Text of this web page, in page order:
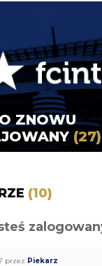
ZNOWU
(27)
(10)
przez Piekarz